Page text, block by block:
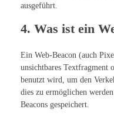
ausgeführt.
4. Was ist ein
Ein Web-Beacon (auch
unsichtbares Textfragment
benutzt wird, um den
dies zu ermöglichen
Beacons gespeichert.